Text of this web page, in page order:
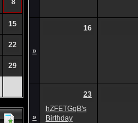
8
15
22
29
»
16
»
23
hZFETGqB's
Birthday